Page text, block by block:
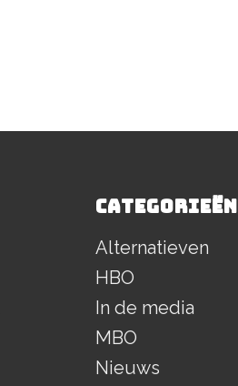
CATEGORIEËN
Alternatieven
HBO
In de media
MBO
Nieuws